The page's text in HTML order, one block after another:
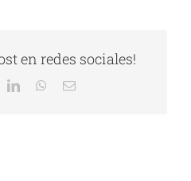
en redes sociales!
LinkedInWhatsApp
Correo